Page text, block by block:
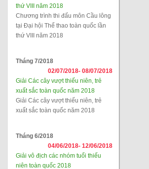
thứ VIII năm 2018
Chương trình thi đấu môn Cầu lông
tại Đại hội Thể thao toàn quốc lần
thứ VIII năm 2018
Tháng 7/2018
02/07/2018- 08/07/2018
Giải Các cây vượt thiếu niên, trẻ
xuất sắc toàn quốc năm 2018
Giải Các cây vượt thiếu niên, trẻ
xuất sắc toàn quốc năm 2018
Tháng 6/2018
04/06/2018- 12/06/2018
Giải vô địch các nhóm tuổi thiếu
niên toàn quốc 2018